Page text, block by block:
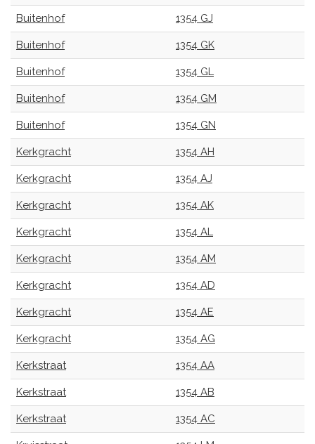
Buitenhof 1354 GJ
Buitenhof 1354 GK
Buitenhof 1354 GL
Buitenhof 1354 GM
Buitenhof 1354 GN
Kerkgracht 1354 AH
Kerkgracht 1354 AJ
Kerkgracht 1354 AK
Kerkgracht 1354 AL
Kerkgracht 1354 AM
Kerkgracht 1354 AD
Kerkgracht 1354 AE
Kerkgracht 1354 AG
Kerkstraat 1354 AA
Kerkstraat 1354 AB
Kerkstraat 1354 AC